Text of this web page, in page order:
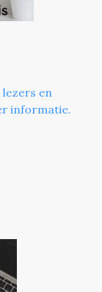
en
informatie.